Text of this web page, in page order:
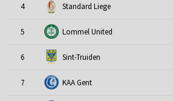
4 Standard Liege
5 Lommel United
6 Sint-Truiden
7 KAA Gent